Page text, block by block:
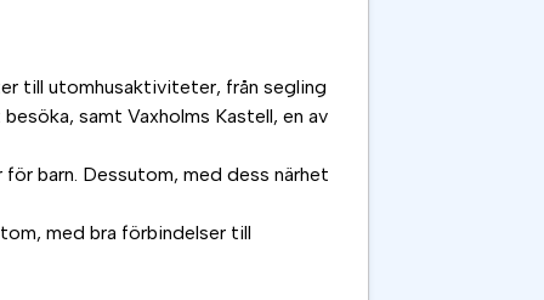
till utomhusaktiviteter, från segling
samt Vaxholms Kastell, en av
barn. Dessutom, med dess närhet
med bra förbindelser till